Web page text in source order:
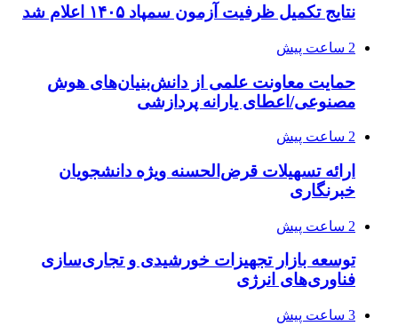
نتایج تکمیل ظرفیت آزمون سمپاد ۱۴۰۵ اعلام شد
2 ساعت پیش
حمایت معاونت علمی از دانش‌بنیان‌های هوش
مصنوعی/اعطای یارانه پردازشی
2 ساعت پیش
ارائه تسهیلات قرض‌الحسنه ویژه دانشجویان
خبرنگاری
2 ساعت پیش
توسعه بازار تجهیزات خورشیدی و تجاری‌سازی
فناوری‌های انرژی
3 ساعت پیش